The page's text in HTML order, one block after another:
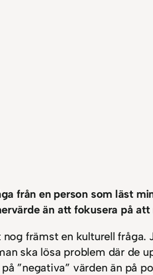
från en person som läst
än att fokusera på
främst en kulturell
ska lösa problem där de
”negativa” värden än på